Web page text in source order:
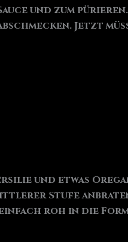
und zum pürieren.
Jetzt
und etwas
Stufe
roh in die Form